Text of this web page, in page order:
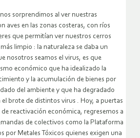
sorprendimos al ver nuestras
aves en las zonas costeras, con ríos
que permitían ver nuestros cerros
limpio : la naturaleza se daba un
nosotros seamos el virus, es que
económico que ha idealizado la
y la acumulación de bienes por
del ambiente y que ha degradado
brote de distintos virus . Hoy, a puertas
reactivación económica, regresemos a
de colectivos como la Plataforma
por Metales Tóxicos quienes exigen una